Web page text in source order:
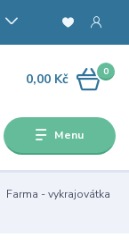
Menu
0
0,00 Kč
Farma - vykrajovátka